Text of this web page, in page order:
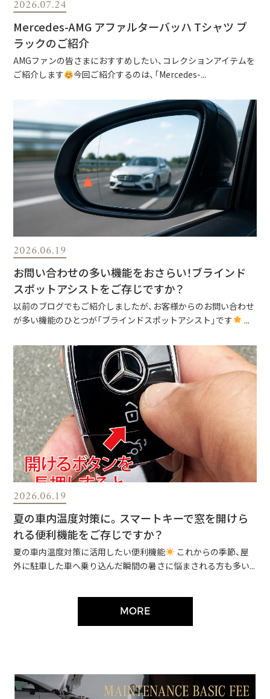
2026.07.24
Mercedes-AMG アファルターバッハ Tシャツ ブ
ラックのご紹介
AMGファンの皆さまにおすすめしたい、コレクションアイテムを
ご紹介します
今回ご紹介するのは、「Mercedes-...
2026.06.19
お問い合わせの多い機能をおさらい！ブラインド
スポットアシストをご存じですか？
以前のブログでもご紹介しましたが、お客様からのお問い合わせ
が多い機能のひとつが「ブラインドスポットアシスト」です
...
2026.06.19
夏の車内温度対策に。スマートキーで窓を開けら
れる便利機能をご存じですか？
夏の車内温度対策に活用したい便利機能
これからの季節、屋
外に駐車した車へ乗り込んだ瞬間の暑さに悩まされる方も多い...
MORE